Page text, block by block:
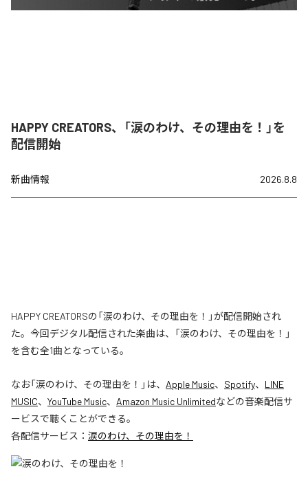
HAPPY CREATORS、「涙のわけ、その理由を！」を
配信開始
新曲情報 2026.8.8
HAPPY CREATORSの「涙のわけ、その理由を！」が配信開始され
た。今回デジタル配信された楽曲は、「涙のわけ、その理由を！」
を含む全1曲となっている。
なお「涙のわけ、その理由を！ 」は、 Apple Music、 Spotify、 LINE
MUSIC、 YouTube Music、 Amazon Music Unlimitedなどの音楽配信サ
ービスで聴くことができる。
各配信サービス： 涙のわけ、その理由を！